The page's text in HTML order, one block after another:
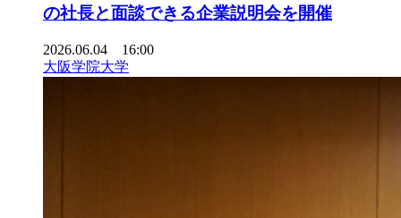
の社長と面談できる企業説明会を開催
2026.06.04 16:00
大阪学院大学